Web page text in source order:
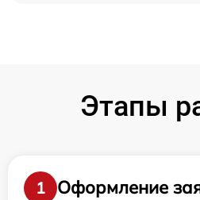
Этапы
1
Оформление